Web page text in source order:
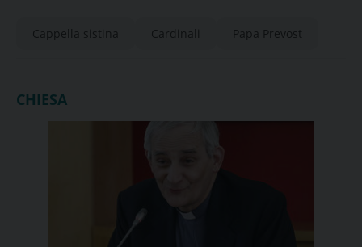
Cappella sistina Cardinali Papa Prevost
CHIESA